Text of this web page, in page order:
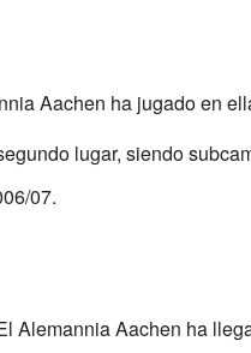
Aachen ha jugado en
lugar, siendo
07.
Alemannia Aachen ha